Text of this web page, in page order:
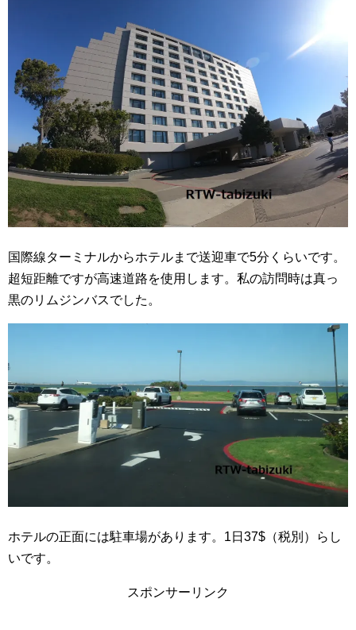
国際線ターミナルからホテルまで送迎車で5分くらいです。
超短距離ですが高速道路を使用します。私の訪問時は真っ
黒のリムジンバスでした。
ホテルの正面には駐車場があります。1日37$（税別）らし
いです。
スポンサーリンク